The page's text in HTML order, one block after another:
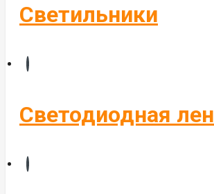
Светильники
Светодиодная